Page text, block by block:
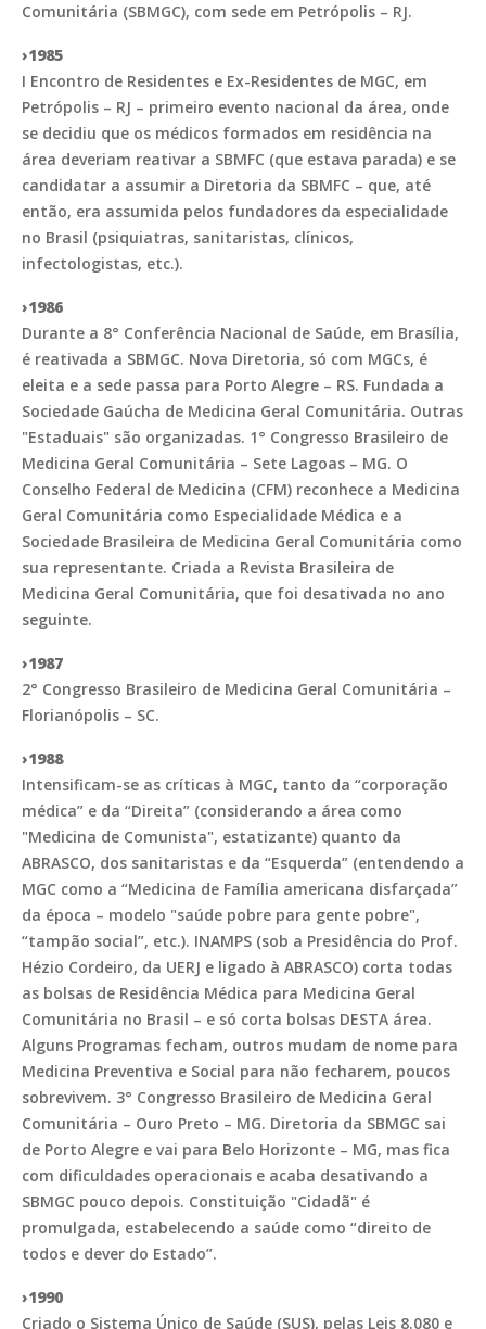
Comunitária (SBMGC), com sede em Petrópolis – RJ.
›1985
I Encontro de Residentes e Ex-Residentes de MGC, em
Petrópolis – RJ – primeiro evento nacional da área, onde
se decidiu que os médicos formados em residência na
área deveriam reativar a SBMFC (que estava parada) e se
candidatar a assumir a Diretoria da SBMFC – que, até
então, era assumida pelos fundadores da especialidade
no Brasil (psiquiatras, sanitaristas, clínicos,
infectologistas, etc.).
›1986
Durante a 8° Conferência Nacional de Saúde, em Brasília,
é reativada a SBMGC. Nova Diretoria, só com MGCs, é
eleita e a sede passa para Porto Alegre – RS. Fundada a
Sociedade Gaúcha de Medicina Geral Comunitária. Outras
"Estaduais" são organizadas. 1° Congresso Brasileiro de
Medicina Geral Comunitária – Sete Lagoas – MG. O
Conselho Federal de Medicina (CFM) reconhece a Medicina
Geral Comunitária como Especialidade Médica e a
Sociedade Brasileira de Medicina Geral Comunitária como
sua representante. Criada a Revista Brasileira de
Medicina Geral Comunitária, que foi desativada no ano
seguinte.
›1987
2° Congresso Brasileiro de Medicina Geral Comunitária –
Florianópolis – SC.
›1988
Intensificam-se as críticas à MGC, tanto da “corporação
médica” e da “Direita” (considerando a área como
"Medicina de Comunista", estatizante) quanto da
ABRASCO, dos sanitaristas e da “Esquerda” (entendendo a
MGC como a “Medicina de Família americana disfarçada”
da época – modelo "saúde pobre para gente pobre",
“tampão social”, etc.). INAMPS (sob a Presidência do Prof.
Hézio Cordeiro, da UERJ e ligado à ABRASCO) corta todas
as bolsas de Residência Médica para Medicina Geral
Comunitária no Brasil – e só corta bolsas DESTA área.
Alguns Programas fecham, outros mudam de nome para
Medicina Preventiva e Social para não fecharem, poucos
sobrevivem. 3° Congresso Brasileiro de Medicina Geral
Comunitária – Ouro Preto – MG. Diretoria da SBMGC sai
de Porto Alegre e vai para Belo Horizonte – MG, mas fica
com dificuldades operacionais e acaba desativando a
SBMGC pouco depois. Constituição "Cidadã" é
promulgada, estabelecendo a saúde como “direito de
todos e dever do Estado”.
›1990
Criado o Sistema Único de Saúde (SUS), pelas Leis 8.080 e